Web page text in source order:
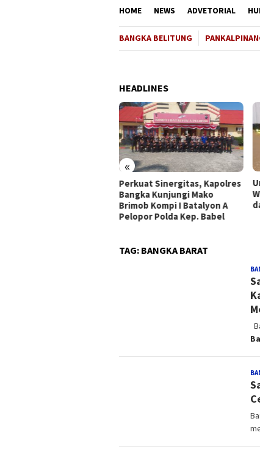
HOME NEWS ADVETORIAL
BANGKA BELITUNG
HEADLINES
«
Universitas Bangka Belitung
Wisuda 431 Orang Sarjana
dan Magister
TAG: BANGKA BARAT